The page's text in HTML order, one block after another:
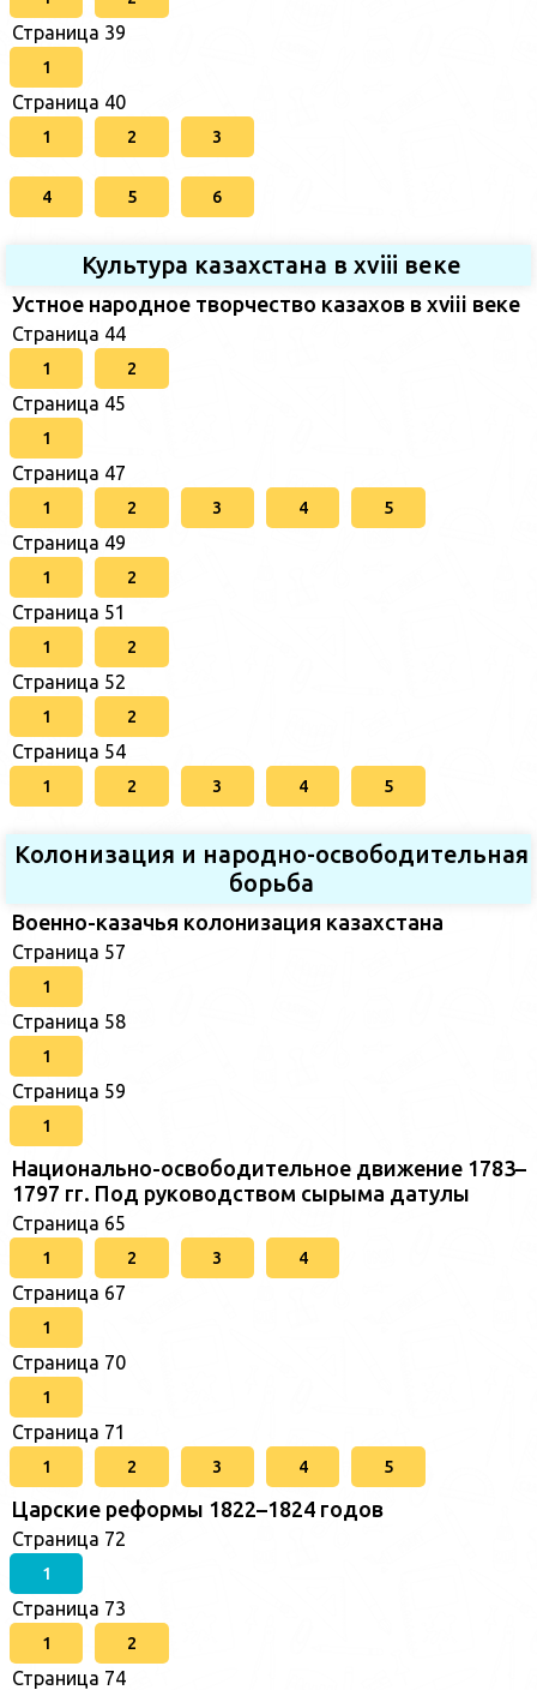
Страница 39
1
Страница 40
1 2 3
4 5 6
Культура казахстана в xviii веке
Устное народное творчество казахов в xviii веке
Страница 44
1 2
Страница 45
1
Страница 47
1 2 3 4 5
Страница 49
1 2
Страница 51
1 2
Страница 52
1 2
Страница 54
1 2 3 4 5
Колонизация и народно-освободительная
борьба
Военно-казачья колонизация казахстана
Страница 57
1
Страница 58
1
Страница 59
1
Национально-освободительное движение 1783–
1797 гг. Под руководством сырыма датулы
Страница 65
1 2 3 4
Страница 67
1
Страница 70
1
Страница 71
1 2 3 4 5
Царские реформы 1822–1824 годов
Страница 72
1
Страница 73
1 2
Страница 74